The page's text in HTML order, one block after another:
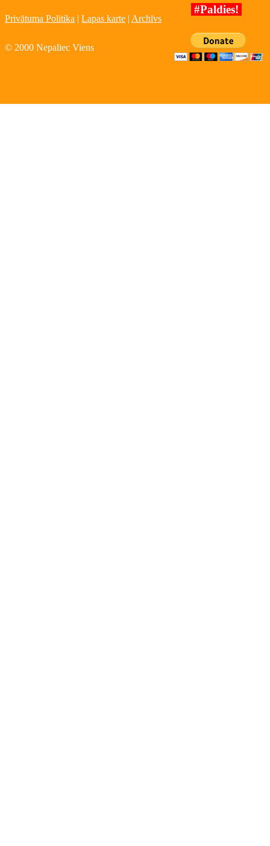
Privātuma Politika | Lapas karte | Archīvs
© 2000 Nepaliec Viens
#Paldies!